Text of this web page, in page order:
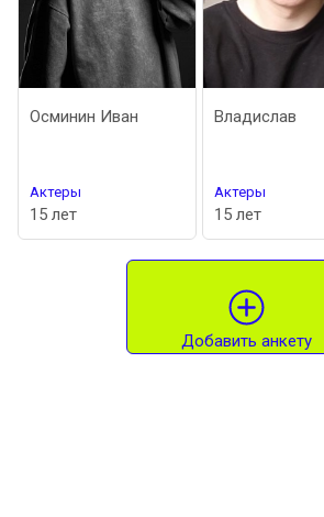
Иван
лет
Владислав
Актеры
15 лет
Добавить анкету